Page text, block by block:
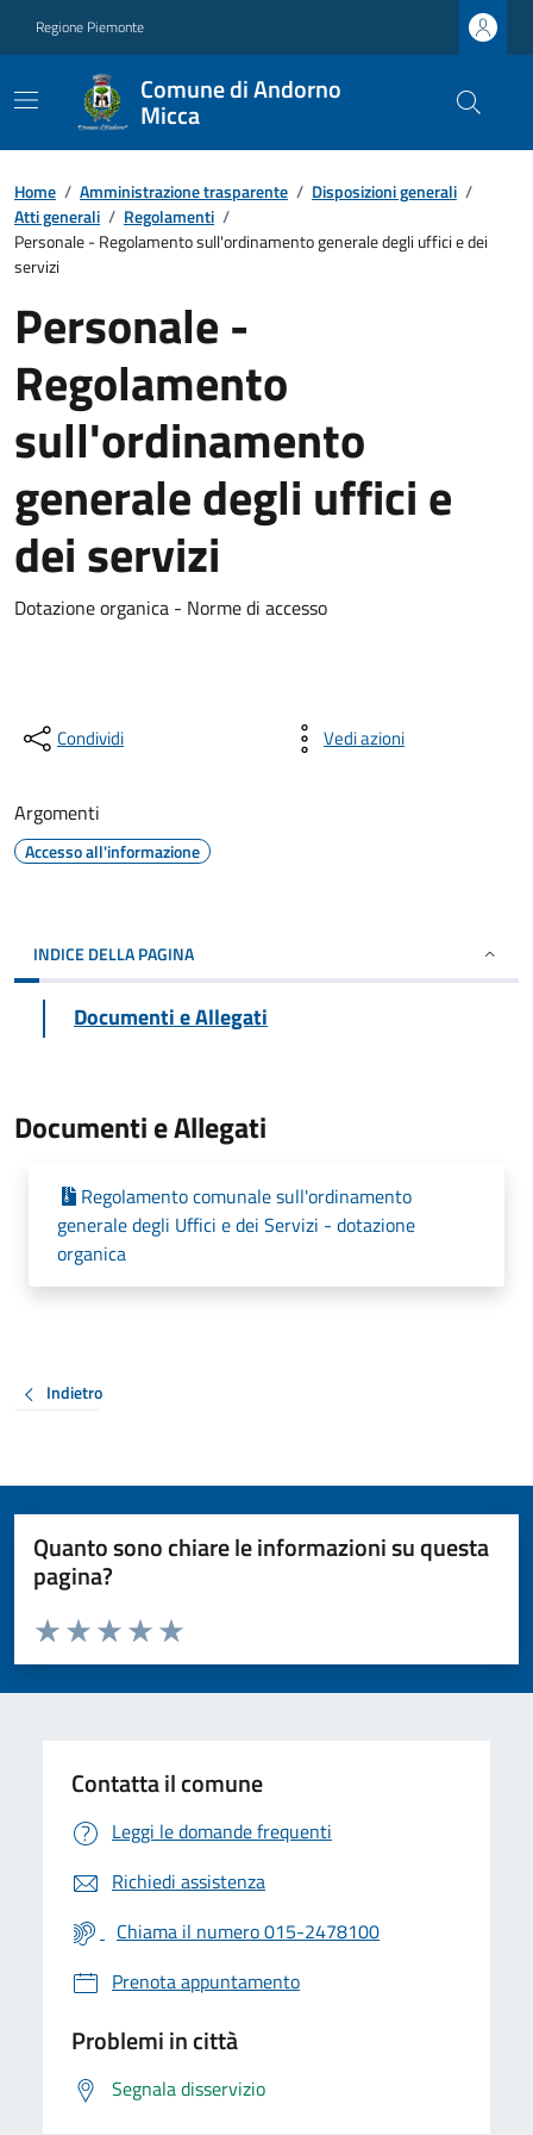
Regione Piemonte
Comune di Andorno
Micca
Home / Amministrazione trasparente / Disposizioni generali /
Atti generali / Regolamenti /
Personale - Regolamento sull'ordinamento generale degli uffici e dei
servizi
Personale -
Regolamento
sull'ordinamento
generale degli uffici e
dei servizi
Dotazione organica - Norme di accesso
Condividi Vedi azioni
Argomenti
Accesso all'informazione
INDICE DELLA PAGINA
Documenti e Allegati
Documenti e Allegati
Regolamento comunale sull'ordinamento
generale degli Uffici e dei Servizi - dotazione
organica
Indietro
Quanto sono chiare le informazioni su questa
pagina?
Valuta da 1 a 5 stelle la pagina
Valuta 5 stelle su 5
Valuta 4 stelle su 5
Valuta 3 stelle su 5
Valuta 2 stelle su 5
Valuta 1 stelle su 5
Contatta il comune
Leggi le domande frequenti
Richiedi assistenza
Chiama il numero 015-2478100
Prenota appuntamento
Problemi in città
Segnala disservizio